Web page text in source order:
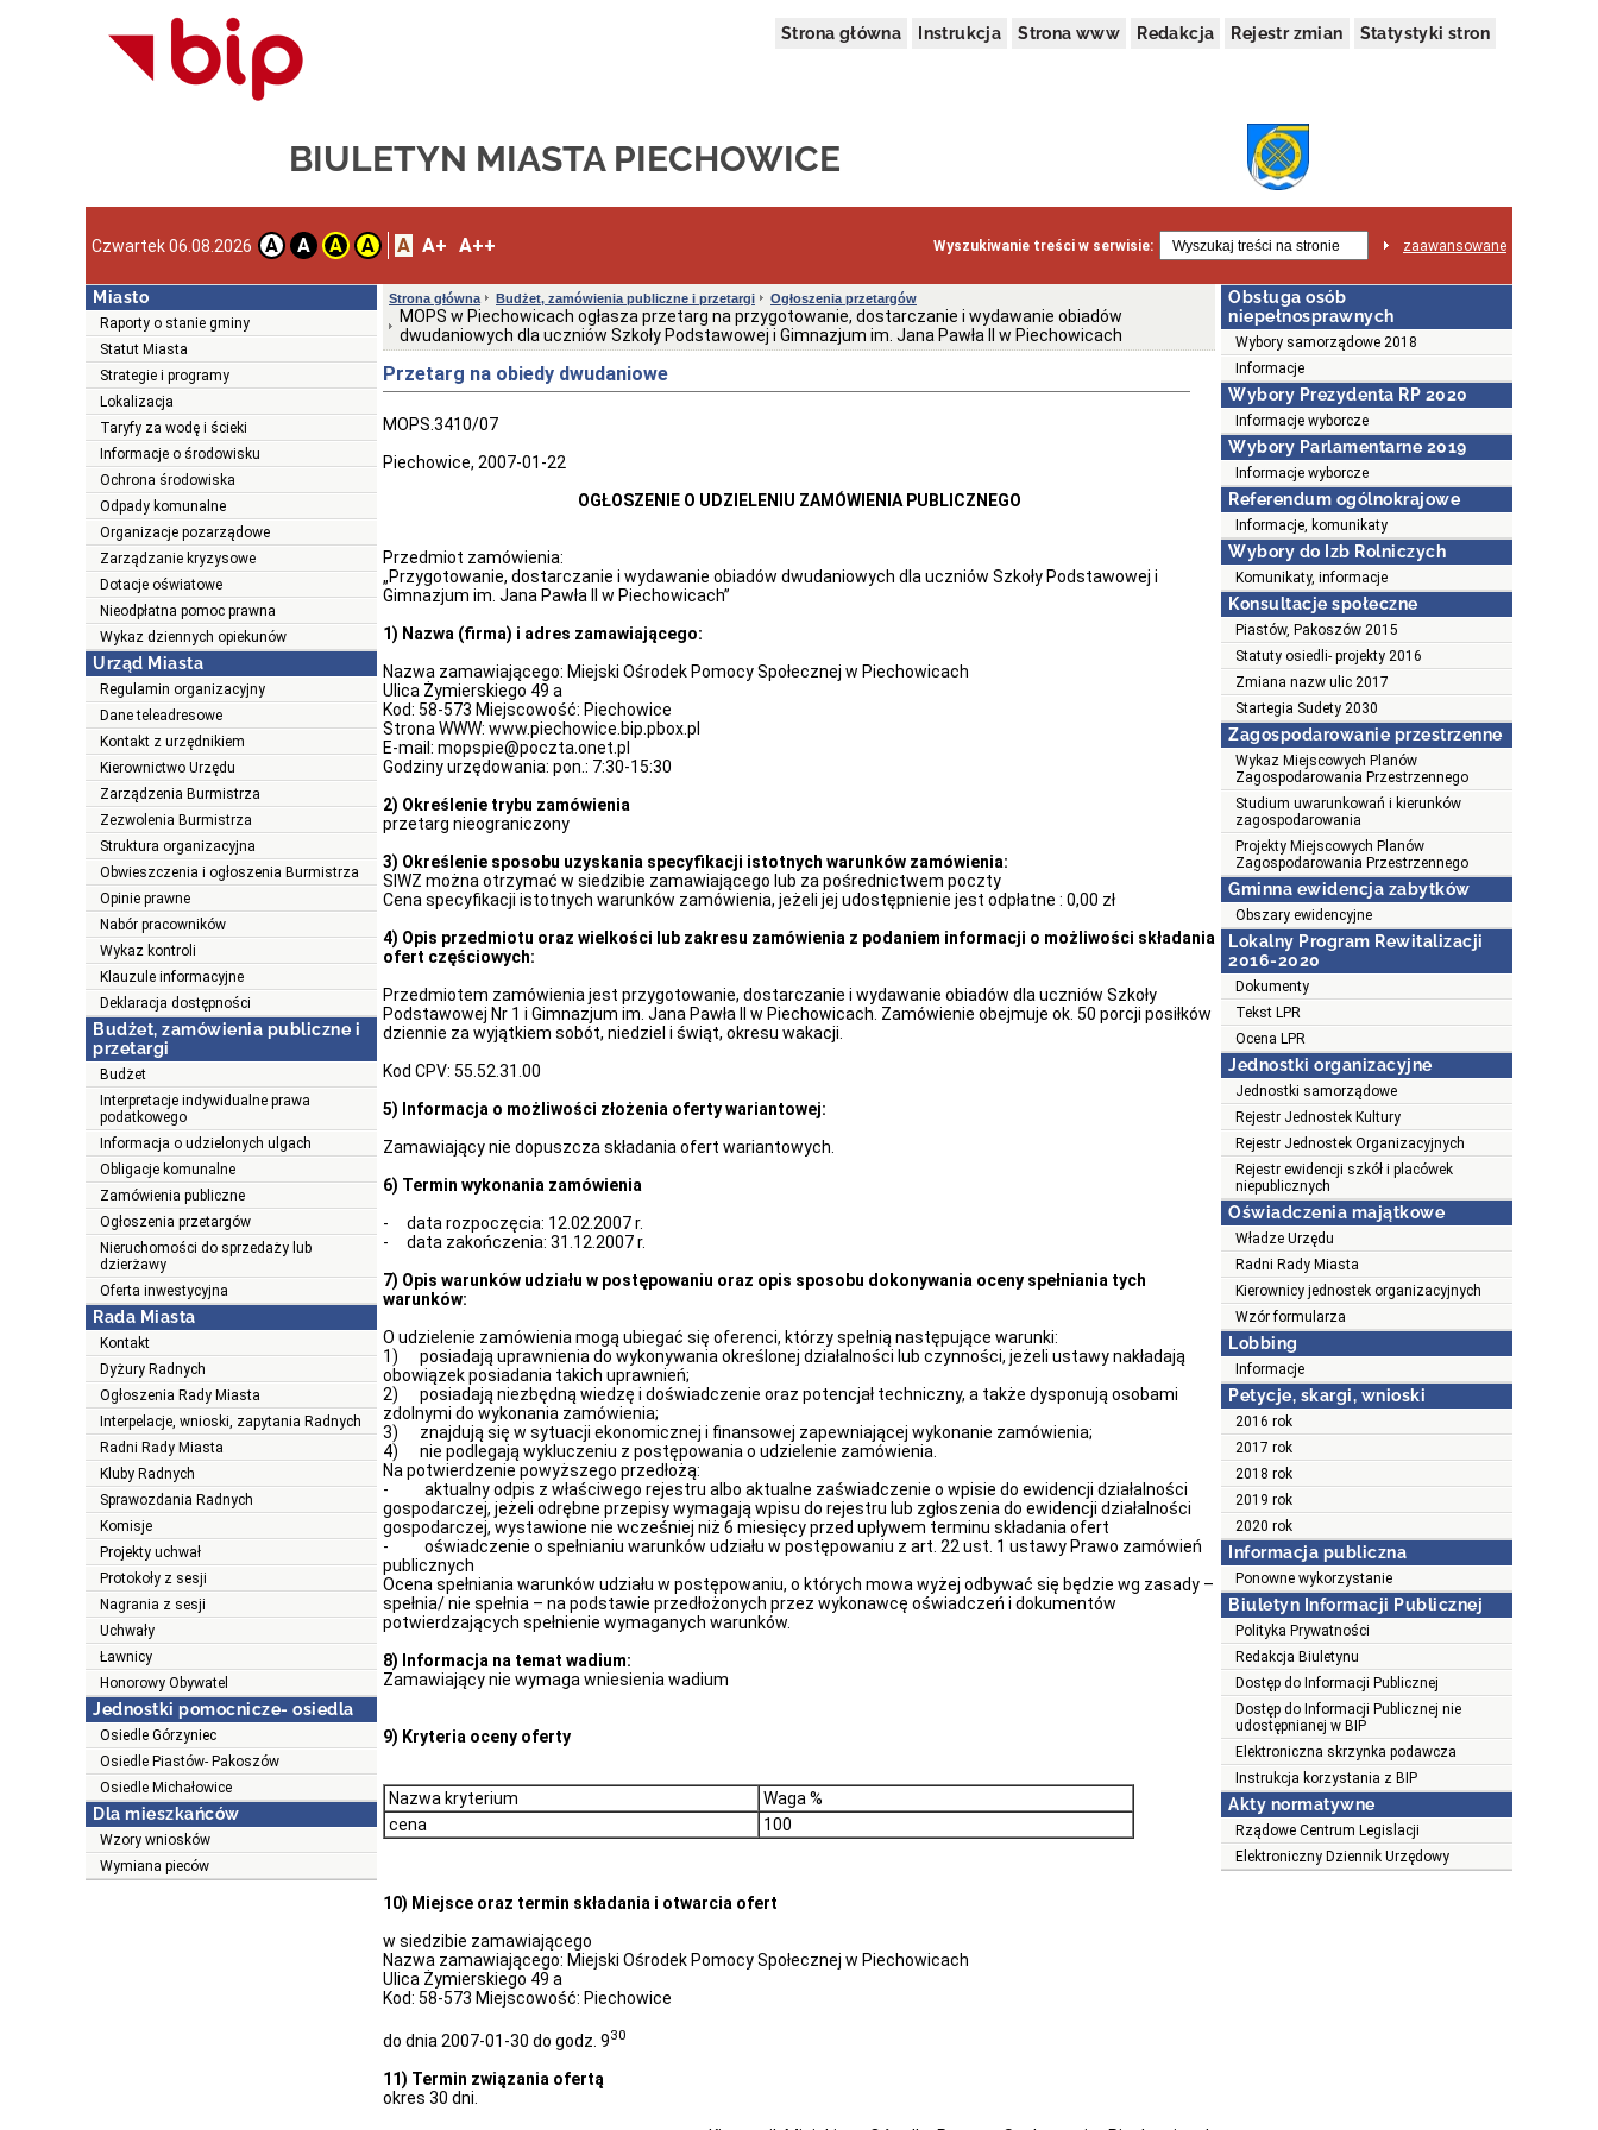
Strona główna Instrukcja Strona www Redakcja Rejestr zmian Statystyki stron
BIULETYN MIASTA PIECHOWICE
Czwartek 06.08.2026 A A A A A A+ A++ Wyszukiwanie treści w serwisie: zaawansowane
Miasto
Raporty o stanie gminy
Statut Miasta
Strategie i programy
Lokalizacja
Taryfy za wodę i ścieki
Informacje o środowisku
Ochrona środowiska
Odpady komunalne
Organizacje pozarządowe
Zarządzanie kryzysowe
Dotacje oświatowe
Nieodpłatna pomoc prawna
Wykaz dziennych opiekunów
Urząd Miasta
Regulamin organizacyjny
Dane teleadresowe
Kontakt z urzędnikiem
Kierownictwo Urzędu
Zarządzenia Burmistrza
Zezwolenia Burmistrza
Struktura organizacyjna
Obwieszczenia i ogłoszenia Burmistrza
Opinie prawne
Nabór pracowników
Wykaz kontroli
Klauzule informacyjne
Deklaracja dostępności
Budżet, zamówienia publiczne i
przetargi
Budżet
Interpretacje indywidualne prawa
podatkowego
Informacja o udzielonych ulgach
Obligacje komunalne
Zamówienia publiczne
Ogłoszenia przetargów
Nieruchomości do sprzedaży lub
dzierżawy
Oferta inwestycyjna
Rada Miasta
Kontakt
Dyżury Radnych
Ogłoszenia Rady Miasta
Interpelacje, wnioski, zapytania Radnych
Radni Rady Miasta
Kluby Radnych
Sprawozdania Radnych
Komisje
Projekty uchwał
Protokoły z sesji
Nagrania z sesji
Uchwały
Ławnicy
Honorowy Obywatel
Jednostki pomocnicze- osiedla
Osiedle Górzyniec
Osiedle Piastów- Pakoszów
Osiedle Michałowice
Dla mieszkańców
Wzory wniosków
Wymiana pieców
Strona główna Budżet, zamówienia publiczne i przetargi Ogłoszenia przetargów
MOPS w Piechowicach ogłasza przetarg na przygotowanie, dostarczanie i wydawanie obiadów
dwudaniowych dla uczniów Szkoły Podstawowej i Gimnazjum im. Jana Pawła II w Piechowicach
Przetarg na obiedy dwudaniowe
MOPS.3410/07
Piechowice, 2007-01-22
OGŁOSZENIE O UDZIELENIU ZAMÓWIENIA PUBLICZNEGO
Przedmiot zamówienia:
„Przygotowanie, dostarczanie i wydawanie obiadów dwudaniowych dla uczniów Szkoły Podstawowej i
Gimnazjum im. Jana Pawła II w Piechowicach”
1) Nazwa (firma) i adres zamawiającego:
Nazwa zamawiającego: Miejski Ośrodek Pomocy Społecznej w Piechowicach
Ulica Żymierskiego 49 a
Kod: 58-573 Miejscowość: Piechowice
Strona WWW: www.piechowice.bip.pbox.pl
E-mail: mopspie@poczta.onet.pl
Godziny urzędowania: pon.: 7:30-15:30
2) Określenie trybu zamówienia
przetarg nieograniczony
3) Określenie sposobu uzyskania specyfikacji istotnych warunków zamówienia:
SIWZ można otrzymać w siedzibie zamawiającego lub za pośrednictwem poczty
Cena specyfikacji istotnych warunków zamówienia, jeżeli jej udostępnienie jest odpłatne : 0,00 zł
4) Opis przedmiotu oraz wielkości lub zakresu zamówienia z podaniem informacji o możliwości składania
ofert częściowych:
Przedmiotem zamówienia jest przygotowanie, dostarczanie i wydawanie obiadów dla uczniów Szkoły
Podstawowej Nr 1 i Gimnazjum im. Jana Pawła II w Piechowicach. Zamówienie obejmuje ok. 50 porcji posiłków
dziennie za wyjątkiem sobót, niedziel i świąt, okresu wakacji.
Kod CPV: 55.52.31.00
5) Informacja o możliwości złożenia oferty wariantowej:
Zamawiający nie dopuszcza składania ofert wariantowych.
6) Termin wykonania zamówienia
-
data rozpoczęcia: 12.02.2007 r.
-
data zakończenia: 31.12.2007 r.
7) Opis warunków udziału w postępowaniu oraz opis sposobu dokonywania oceny spełniania tych
warunków:
O udzielenie zamówienia mogą ubiegać się oferenci, którzy spełnią następujące warunki:
1) posiadają uprawnienia do wykonywania określonej działalności lub czynności, jeżeli ustawy nakładają
obowiązek posiadania takich uprawnień;
2) posiadają niezbędną wiedzę i doświadczenie oraz potencjał techniczny, a także dysponują osobami
zdolnymi do wykonania zamówienia;
3) znajdują się w sytuacji ekonomicznej i finansowej zapewniającej wykonanie zamówienia;
4) nie podlegają wykluczeniu z postępowania o udzielenie zamówienia.
Na potwierdzenie powyższego przedłożą:
-
aktualny odpis z właściwego rejestru albo aktualne zaświadczenie o wpisie do ewidencji działalności
gospodarczej, jeżeli odrębne przepisy wymagają wpisu do rejestru lub zgłoszenia do ewidencji działalności
gospodarczej, wystawione nie wcześniej niż 6 miesięcy przed upływem terminu składania ofert
-
oświadczenie o spełnianiu warunków udziału w postępowaniu z art. 22 ust. 1 ustawy Prawo zamówień
publicznych
Ocena spełniania warunków udziału w postępowaniu, o których mowa wyżej odbywać się będzie wg zasady –
spełnia/ nie spełnia – na podstawie przedłożonych przez wykonawcę oświadczeń i dokumentów
potwierdzających spełnienie wymaganych warunków.
8) Informacja na temat wadium:
Zamawiający nie wymaga wniesienia wadium
9) Kryteria oceny oferty
Nazwa kryterium
Waga %
cena
100
10) Miejsce oraz termin składania i otwarcia ofert
w siedzibie zamawiającego
Nazwa zamawiającego: Miejski Ośrodek Pomocy Społecznej w Piechowicach
Ulica Żymierskiego 49 a
Kod: 58-573 Miejscowość: Piechowice
do dnia 2007-01-30 do godz. 930
11) Termin związania ofertą
okres 30 dni.
Obsługa osób
niepełnosprawnych
Wybory samorządowe 2018
Informacje
Wybory Prezydenta RP 2020
Informacje wyborcze
Wybory Parlamentarne 2019
Informacje wyborcze
Referendum ogólnokrajowe
Informacje, komunikaty
Wybory do Izb Rolniczych
Komunikaty, informacje
Konsultacje społeczne
Piastów, Pakoszów 2015
Statuty osiedli- projekty 2016
Zmiana nazw ulic 2017
Startegia Sudety 2030
Zagospodarowanie przestrzenne
Wykaz Miejscowych Planów
Zagospodarowania Przestrzennego
Studium uwarunkowań i kierunków
zagospodarowania
Projekty Miejscowych Planów
Zagospodarowania Przestrzennego
Gminna ewidencja zabytków
Obszary ewidencyjne
Lokalny Program Rewitalizacji
2016-2020
Dokumenty
Tekst LPR
Ocena LPR
Jednostki organizacyjne
Jednostki samorządowe
Rejestr Jednostek Kultury
Rejestr Jednostek Organizacyjnych
Rejestr ewidencji szkół i placówek
niepublicznych
Oświadczenia majątkowe
Władze Urzędu
Radni Rady Miasta
Kierownicy jednostek organizacyjnych
Wzór formularza
Lobbing
Informacje
Petycje, skargi, wnioski
2016 rok
2017 rok
2018 rok
2019 rok
2020 rok
Informacja publiczna
Ponowne wykorzystanie
Biuletyn Informacji Publicznej
Polityka Prywatności
Redakcja Biuletynu
Dostęp do Informacji Publicznej
Dostęp do Informacji Publicznej nie
udostępnianej w BIP
Elektroniczna skrzynka podawcza
Instrukcja korzystania z BIP
Akty normatywne
Rządowe Centrum Legislacji
Elektroniczny Dziennik Urzędowy